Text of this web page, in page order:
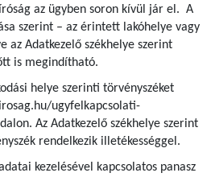
az ügyben soron kívül jár el. A
szerint – az érintett lakóhelye vagy
az Adatkezelő székhelye szerint
is megindítható.
helye szerinti törvényszéket
ugyfelkapcsolati-
Az Adatkezelő székhelye szerint
rendelkezik illetékességgel.
kezelésével kapcsolatos panasz